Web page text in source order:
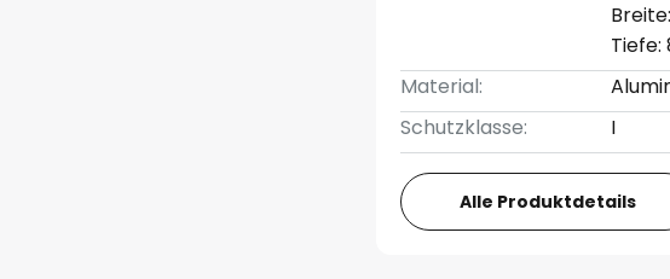
Tiefe:
Material:
Schutzklasse:
I
Alle Produktdetails